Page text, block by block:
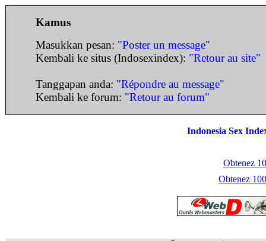
Kamus
Masukkan pesan: "Poster un message"
Kembali ke situs (Indosexindex): "Retour au site"
Tanggapan anda: "Répondre au message"
Kembali ke forum: "Retour au forum"
Indonesia Sex
Obtenez
Obtenez